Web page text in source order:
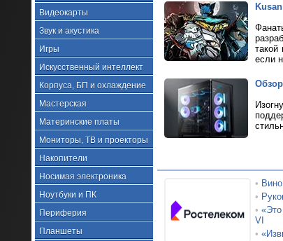
Видеокарты
Звук и акустика
Игры
Искусственный интеллект
Корпуса, БП и охлаждение
Мастерская
Материнские платы
Мониторы, ТВ и проекторы
Накопители
Носимая электроника
Ноутбуки и ПК
Периферия
Планшеты
если
•
•
•
VI
•